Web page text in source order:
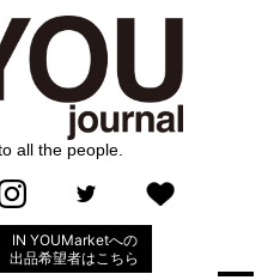
all the people.
IN YOUMarketへの
出品希望者はこちら